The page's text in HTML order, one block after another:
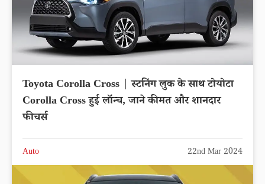
Toyota Corolla Cross | स्टनिंग लुक के साथ टोयोटा
Corolla Cross हुई लॉन्च, जाने कीमत और शानदार
फीचर्स
Auto 22nd Mar 2024